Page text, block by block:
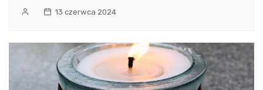
13 czerwca 2024